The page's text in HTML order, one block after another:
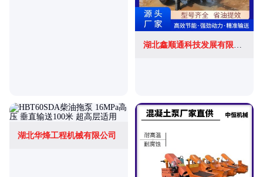
湖北鑫顺通科技发展有限公司
湖北华烽工程机械有限公司